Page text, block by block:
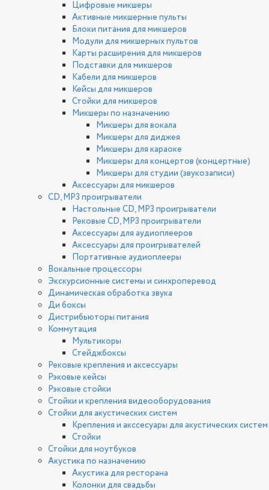
Цифровые микшеры
Активные микшерные пульты
Блоки питания для микшеров
Модули для микшерных пультов
Карты расширения для микшеров
Подставки для микшеров
Кабели для микшеров
Кейсы для микшеров
Стойки для микшеров
Микшеры по назначению
Микшеры для вокала
Микшеры для диджея
Микшеры для караоке
Микшеры для концертов (концертные)
Микшеры для студии (звукозаписи)
Аксессуары для микшеров
CD, MP3 проигрыватели
Настольные CD, MP3 проигрыватели
Рековые CD, MP3 проигрыватели
Аксессуары для аудиоплееров
Аксессуары для проигрывателей
Портативные аудиоплееры
Вокальные процессоры
Экскурсионные системы и синхроперевод
Динамическая обработка звука
Ди боксы
Дистрибьюторы питания
Коммутация
Мультикоры
Стейджбоксы
Рековые крепления и аксессуары
Рэковые кейсы
Рэковые стойки
Стойки и крепления видеооборудования
Стойки для акустических систем
Крепления и акссесуары для акустических систем
Стойки
Стойки для ноутбуков
Акустика по назначению
Акустика для ресторана
Колонки для свадьбы